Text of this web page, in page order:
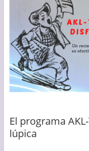
El programa
lúpica